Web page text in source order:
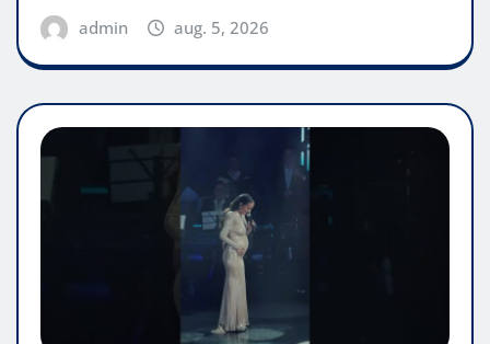
admin aug. 5, 2026